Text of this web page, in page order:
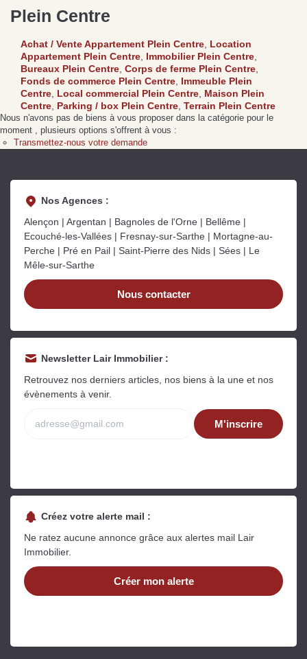
Procéder à des travaux
d’isolation à Fresnay-sur-
Sarthe pour booster sa
vente
Lire la suite
Se passer d’une
estimation immobilière à
Bagnoles-de-l’Orne :
quelles sont les
conséquences ?
Lire la suite
Gratuit
Estimez votre bien en ligne.
Rapide et gratuit, recevez votre estimation
en quelques clics.
Estimer mon bien maintenant
Plein Centre
Achat / Vente Appartement Plein Centre, Location
Appartement Plein Centre, Immobilier Plein Centre,
Bureaux Plein Centre, Corps de ferme Plein Centre,
Fonds de commerce Plein Centre, Immeuble Plein
Centre, Local commercial Plein Centre, Maison Plein
Centre, Parking / box Plein Centre, Terrain Plein Centre
Nous n'avons pas de biens à vous proposer dans la catégorie pour le
moment , plusieurs options s'offrent à vous :
Transmettez-nous votre demande
Nos Agences :
Alençon | Argentan | Bagnoles de l'Orne | Bellême |
Ecouché-les-Vallées | Fresnay-sur-Sarthe | Mortagne-au-
Perche | Pré en Pail | Saint-Pierre des Nids | Sées | Le
Mêle-sur-Sarthe
Nous contacter
Newsletter Lair Immobilier :
Retrouvez nos derniers articles, nos biens à la une et nos
évènements à venir.
M'inscrire
Créez votre alerte mail :
Ne ratez aucune annonce grâce aux alertes mail Lair
Immobilier.
Créer mon alerte